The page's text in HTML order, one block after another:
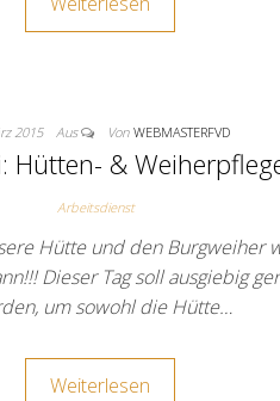
2015 Aus Von WEBMASTERFVD
Hütten- &
Arbeitsdienst
Hütte und den Burgweiher
Dieser Tag soll ausgiebig
um sowohl die Hütte…
Weiterlesen